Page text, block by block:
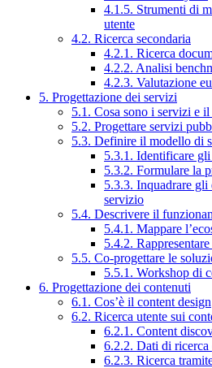
4.1.5. Strumenti di
utente
4.2. Ricerca secondaria
4.2.1. Ricerca
4.2.2. Analisi
4.2.3. Valutazione
5. Progettazione dei servizi
5.1. Cosa sono i servizi e il
5.2. Progettare servizi
5.3. Definire il modello di
5.3.1. Identificare
5.3.2. Formulare la
5.3.3. Inquadrare
servizio
5.4. Descrivere il
5.4.1. Mappare
5.4.2.
5.5. Co-progettare le
5.5.1. Workshop di
6. Progettazione dei contenuti
6.1. Cos’è il content design
6.2. Ricerca utente sui
6.2.1. Content
6.2.2. Dati di
6.2.3. Ricerca